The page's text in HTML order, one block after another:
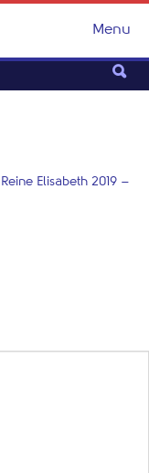
Menu
Elisabeth 2019 –